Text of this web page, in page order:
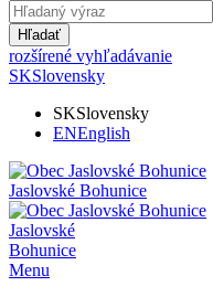
Hľadať
rozšírené vyhľadávanie
SKSlovensky
SKSlovensky
ENEnglish
Jaslovské Bohunice
Jaslovské
Bohunice
Menu